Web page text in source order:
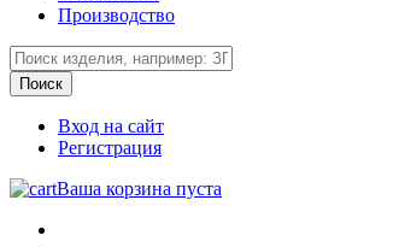
Производство
Вход на сайт
Регистрация
Ваша корзина пуста